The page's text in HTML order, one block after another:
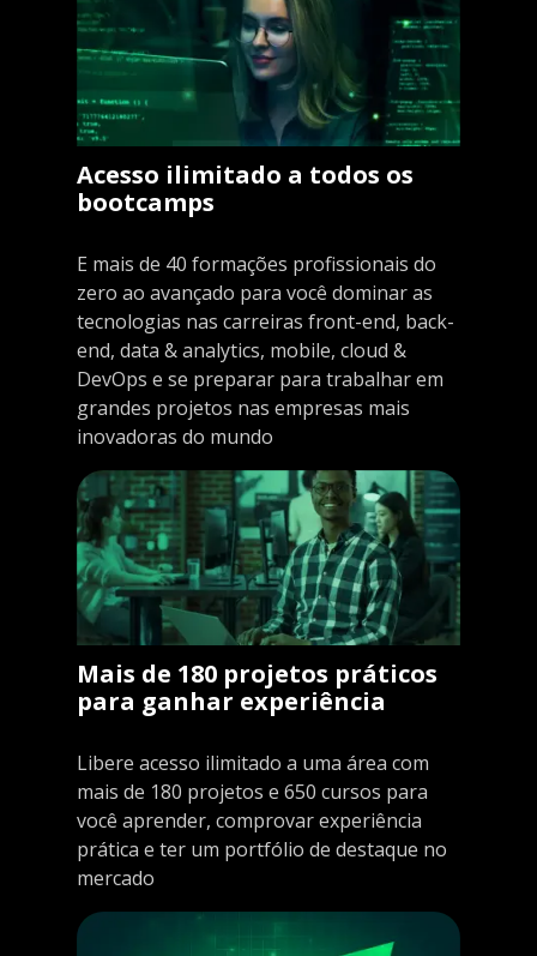
Acesso ilimitado a todos os
bootcamps
E mais de 40 formações profissionais do
zero ao avançado para você dominar as
tecnologias nas carreiras front-end, back-
end, data & analytics, mobile, cloud &
DevOps e se preparar para trabalhar em
grandes projetos nas empresas mais
inovadoras do mundo
Mais de 180 projetos práticos
para ganhar experiência
Libere acesso ilimitado a uma área com
mais de 180 projetos e 650 cursos para
você aprender, comprovar experiência
prática e ter um portfólio de destaque no
mercado